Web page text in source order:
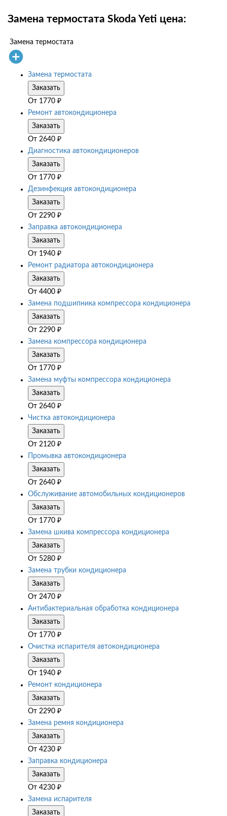
Замена термостата Skoda Yeti цена:
Замена термостата
Замена термостата
Заказать
От 1770 ₽
Ремонт автокондиционера
Заказать
От 2640 ₽
Диагностика автокондиционеров
Заказать
От 1770 ₽
Дезинфекция автокондиционера
Заказать
От 2290 ₽
Заправка автокондиционера
Заказать
От 1940 ₽
Ремонт радиатора автокондиционера
Заказать
От 4400 ₽
Замена подшипника компрессора кондиционера
Заказать
От 2290 ₽
Замена компрессора кондиционера
Заказать
От 1770 ₽
Замена муфты компрессора кондиционера
Заказать
От 2640 ₽
Чистка автокондиционера
Заказать
От 2120 ₽
Промывка автокондиционера
Заказать
От 2640 ₽
Обслуживание автомобильных кондиционеров
Заказать
От 1770 ₽
Замена шкива компрессора кондиционера
Заказать
От 5280 ₽
Замена трубки кондиционера
Заказать
От 2470 ₽
Антибактериальная обработка кондиционера
Заказать
От 1770 ₽
Очистка испарителя автокондиционера
Заказать
От 1940 ₽
Ремонт кондиционера
Заказать
От 2290 ₽
Замена ремня кондиционера
Заказать
От 4230 ₽
Заправка кондиционера
Заказать
От 4230 ₽
Замена испарителя
Заказать